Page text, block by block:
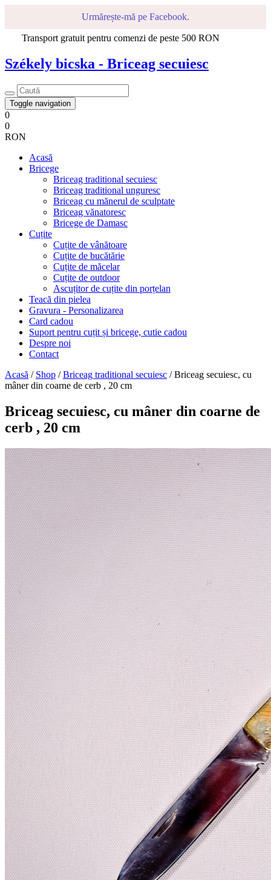
Urmărește-mă pe Facebook.
Transport gratuit pentru comenzi de peste 500 RON
Székely bicska - Briceag secuiesc
Toggle navigation
0
0
RON
Acasă
Bricege
Briceag traditional secuiesc
Briceag traditional unguresc
Briceag cu mănerul de sculptate
Briceag vănatoresc
Bricege de Damasc
Cuțite
Cuțite de vânătoare
Cuțite de bucătărie
Cuțite de măcelar
Cuțite de outdoor
Ascuțitor de cuțite din porțelan
Teacă din pielea
Gravura - Personalizarea
Card cadou
Suport pentru cuțit și bricege, cutie cadou
Despre noi
Contact
Acasă / Shop /Briceag traditional secuiesc / Briceag secuiesc, cu
mâner din coarne de cerb , 20 cm
Briceag secuiesc, cu mâner din coarne de
cerb , 20 cm